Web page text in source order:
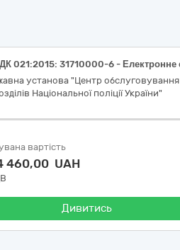
установа "Центр обслуговування
Національної поліції України"
вартість
460,00 UAH
Дивитись